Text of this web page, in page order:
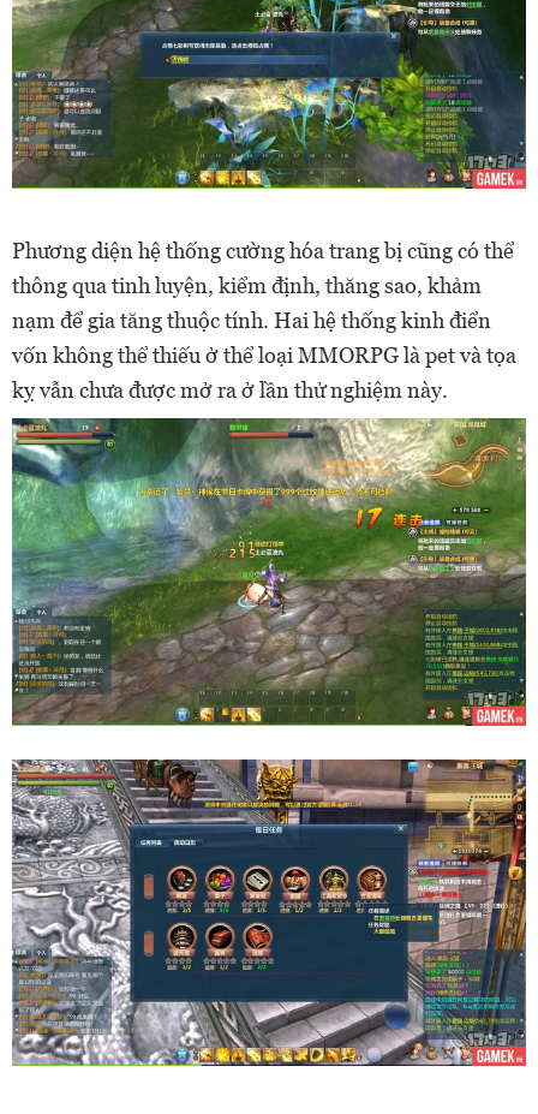
Phương diện hệ thống cường hóa trang bị cũng có thể
thông qua tinh luyện, kiểm định, thăng sao, khảm
nạm để gia tăng thuộc tính. Hai hệ thống kinh điển
vốn không thể thiếu ở thể loại MMORPG là pet và tọa
kỵ vẫn chưa được mở ra ở lần thử nghiệm này.